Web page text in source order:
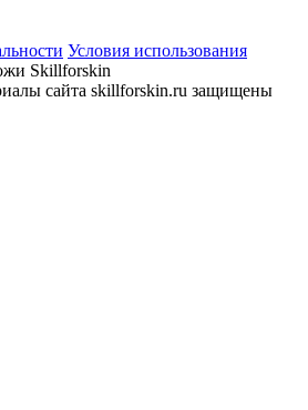
Условия использования
Skillforskin
сайта skillforskin.ru защищены